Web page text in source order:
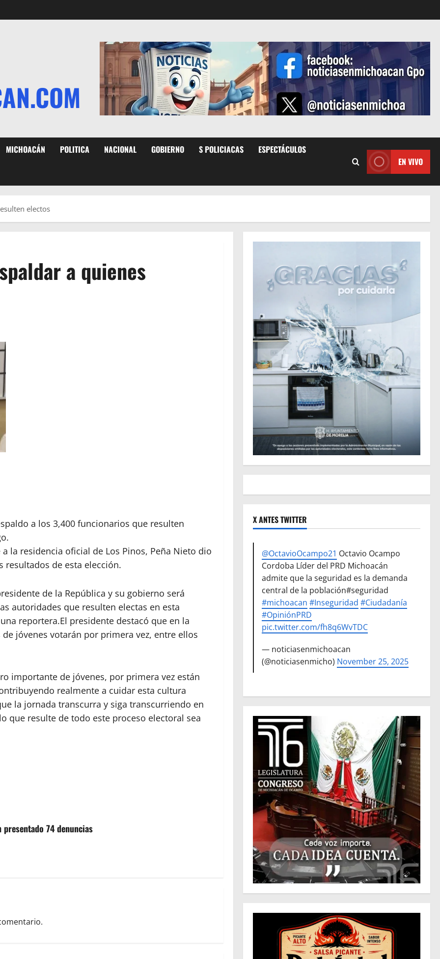
MICHOACÁN POLITICA NACIONAL GOBIERNO S POLICIACAS ESPECTÁCULOS
EN VIVO
electos
a quienes
a los 3,400 funcionarios que resulten
la residencia oficial de Los Pinos, Peña Nieto dio
resultados de esta elección.
de la República y su gobierno será
autoridades que resulten electas en esta
reportera.El presidente destacó que en la
jóvenes votarán por primera vez, entre ellos
importante de jóvenes, por primera vez están
realmente a cuidar esta cultura
la jornada transcurra y siga transcurriendo en
que resulte de todo este proceso electoral sea
74 denuncias
X ANTES TWITTER
@OctavioOcampo21 Octavio Ocampo
Cordoba Líder del PRD Michoacán
admite que la seguridad es la demanda
central de la población#seguridad
#michoacan #Inseguridad #Ciudadanía
#OpiniónPRD
pic.twitter.com/fh8q6WvTDC
— noticiasenmichoacan
(@noticiasenmicho) November 25, 2025